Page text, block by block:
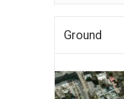
Ground